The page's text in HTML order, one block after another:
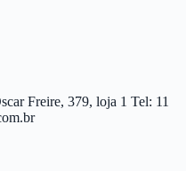
Freire, 379, loja 1 Tel: 11